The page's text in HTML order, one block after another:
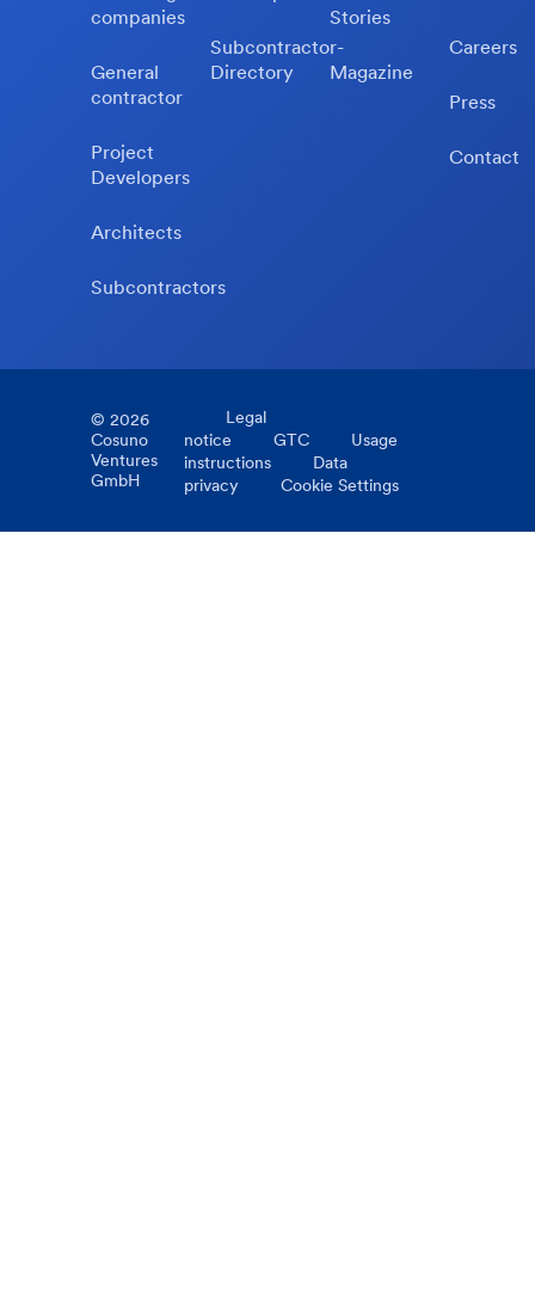
companies
General
contractor
Project
Developers
Architects
Subcontractors
Subcontractor-
Directory
Stories
Magazine
Careers
Press
Contact
© 2026
Cosuno
Ventures
GmbH
Legal
notice
GTC
Usage
instructions
Data
privacy
Cookie Settings